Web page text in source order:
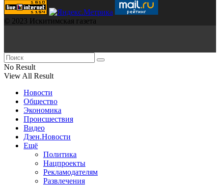
© 2023 Искитимская газета
No Result
View All Result
Новости
Общество
Экономика
Происшествия
Видео
Дзен.Новости
Ещё
Политика
Нацпроекты
Рекламодателям
Развлечения